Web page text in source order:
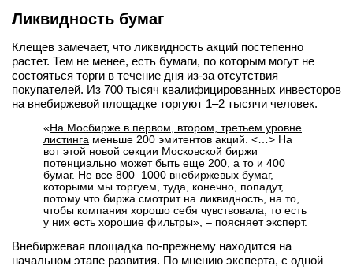
Ликвидность бумаг
Клещев замечает, что ликвидность акций постепенно
растет. Тем не менее, есть бумаги, по которым могут не
состояться торги в течение дня из-за отсутствия
покупателей. Из 700 тысяч квалифицированных инвесторов
на внебиржевой площадке торгуют 1–2 тысячи человек.
«На Мосбирже в первом, втором, третьем уровне
листинга меньше 200 эмитентов акций. <…> На
вот этой новой секции Московской биржи
потенциально может быть еще 200, а то и 400
бумаг. Не все 800–1000 внебиржевых бумаг,
которыми мы торгуем, туда, конечно, попадут,
потому что биржа смотрит на ликвидность, на то,
чтобы компания хорошо себя чувствовала, то есть
у них есть хорошие фильтры», – поясняет эксперт.
Внебиржевая площадка по-прежнему находится на
начальном этапе развития. По мнению эксперта, с одной